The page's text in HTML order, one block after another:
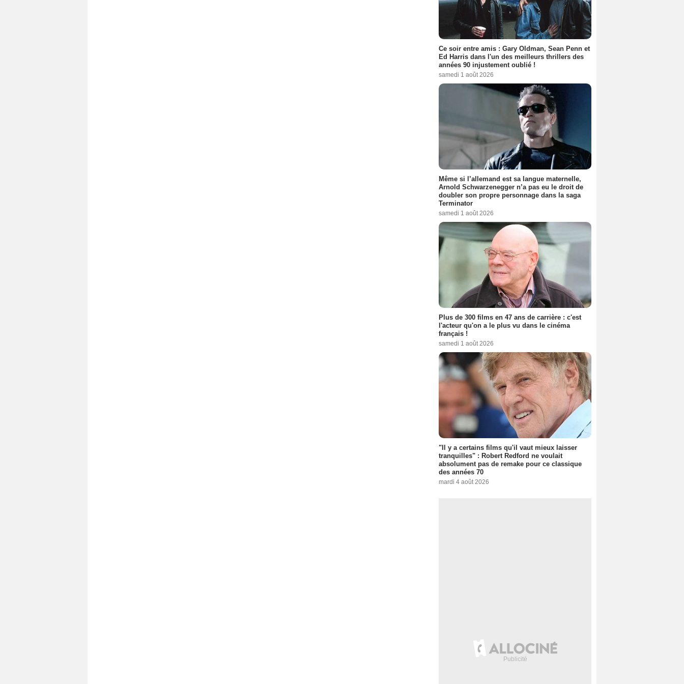
Ce soir entre amis : Gary Oldman, Sean Penn et
Ed Harris dans l'un des meilleurs thrillers des
années 90 injustement oublié !
samedi 1 août 2026
Même si l’allemand est sa langue maternelle,
Arnold Schwarzenegger n’a pas eu le droit de
doubler son propre personnage dans la saga
Terminator
samedi 1 août 2026
Plus de 300 films en 47 ans de carrière : c'est
l'acteur qu'on a le plus vu dans le cinéma
français !
samedi 1 août 2026
"Il y a certains films qu'il vaut mieux laisser
tranquilles" : Robert Redford ne voulait
absolument pas de remake pour ce classique
des années 70
mardi 4 août 2026